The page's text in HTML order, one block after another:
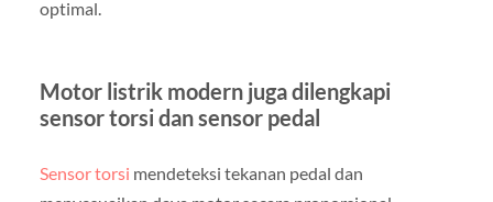
optimal.
Motor listrik modern juga dilengkapi
sensor torsi dan sensor pedal
Sensor torsi mendeteksi tekanan pedal dan